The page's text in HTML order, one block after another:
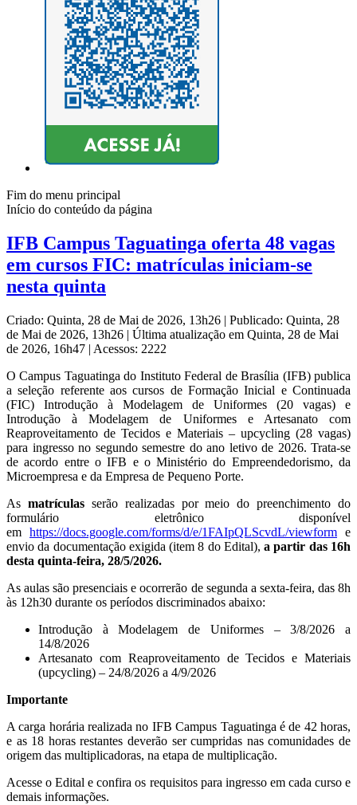
Fim do menu principal
Início do conteúdo da página
IFB Campus Taguatinga oferta 48 vagas
em cursos FIC: matrículas iniciam-se
nesta quinta
Criado: Quinta, 28 de Mai de 2026, 13h26 | Publicado: Quinta, 28
de Mai de 2026, 13h26 | Última atualização em Quinta, 28 de Mai
de 2026, 16h47 | Acessos: 2222
O Campus Taguatinga do Instituto Federal de Brasília (IFB) publica
a seleção referente aos cursos de Formação Inicial e Continuada
(FIC) Introdução à Modelagem de Uniformes (20 vagas) e
Introdução à Modelagem de Uniformes e Artesanato com
Reaproveitamento de Tecidos e Materiais – upcycling (28 vagas)
para ingresso no segundo semestre do ano letivo de 2026. Trata-se
de acordo entre o IFB e o Ministério do Empreendedorismo, da
Microempresa e da Empresa de Pequeno Porte.
As matrículas serão realizadas por meio do preenchimento do
formulário eletrônico disponível
em https://docs.google.com/forms/d/e/1FAIpQLScvdL/viewform e
envio da documentação exigida (item 8 do Edital),a partir das 16h
desta quinta-feira, 28/5/2026.
As aulas são presenciais e ocorrerão de segunda a sexta-feira, das 8h
às 12h30 durante os períodos discriminados abaixo:
Introdução à Modelagem de Uniformes – 3/8/2026 a
14/8/2026
Artesanato com Reaproveitamento de Tecidos e Materiais
(upcycling) – 24/8/2026 a 4/9/2026
Importante
A carga horária realizada no IFB Campus Taguatinga é de 42 horas,
e as 18 horas restantes deverão ser cumpridas nas comunidades de
origem das multiplicadoras, na etapa de multiplicação.
Acesse o Edital e confira os requisitos para ingresso em cada curso e
demais informações.